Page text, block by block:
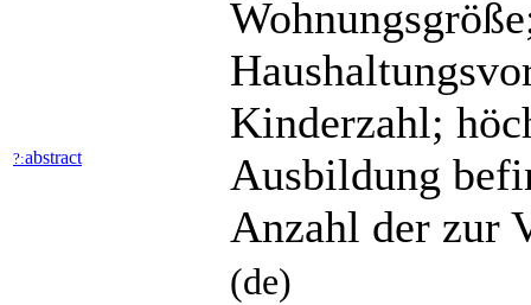
?:abstract
Kinderzahl;
Ausbildung
Anzahl der zur
(de)